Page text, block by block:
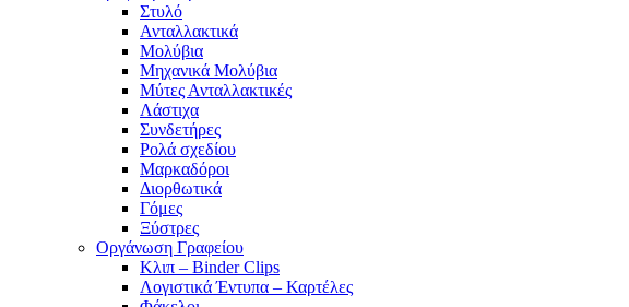
Στυλό
Ανταλλακτικά
Μολύβια
Μηχανικά Μολύβια
Μύτες Ανταλλακτικές
Λάστιχα
Συνδετήρες
Ρολά σχεδίου
Μαρκαδόροι
Διορθωτικά
Γόμες
Ξύστρες
Οργάνωση Γραφείου
Κλιπ – Binder Clips
Λογιστικά Έντυπα – Καρτέλες